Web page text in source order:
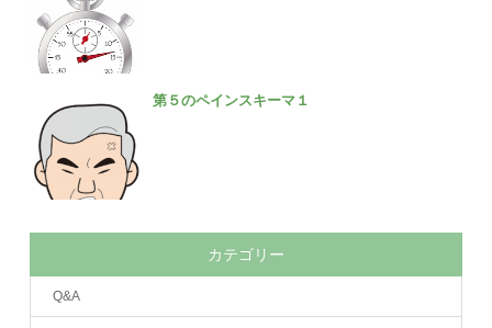
第５のペインスキーマ１
カテゴリー
Q&A